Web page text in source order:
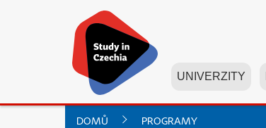
UNIVERZITY
DOMŮ PROGRAMY